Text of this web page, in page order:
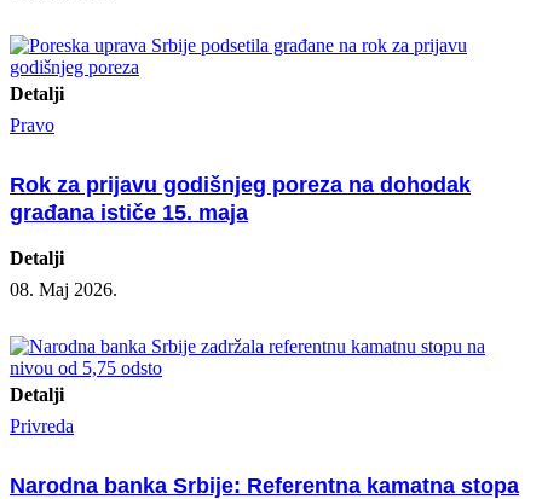
Detalji
Pravo
Rok za prijavu godišnjeg poreza na dohodak
građana ističe 15. maja
Detalji
08. Maj 2026.
Detalji
Privreda
Narodna banka Srbije: Referentna kamatna stopa